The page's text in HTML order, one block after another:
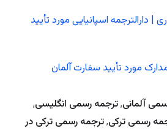
| دارالترجمه اسپانیایی مورد تأیید
مورد تأیید سفارت آلمان
آلمانی,ترجمه رسمی انگلیسی,
رسمی ترکی,ترجمه رسمی ترکی در